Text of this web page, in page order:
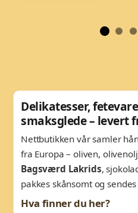
Delikatesser,
smaksglede – levert
Nettbutikken vår samler
fra Europa – oliven,
Bagsværd Lakrids,
pakkes skånsomt og
Hva finner du her?